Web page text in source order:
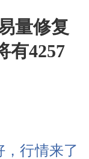
量修复
有4257
行情来了